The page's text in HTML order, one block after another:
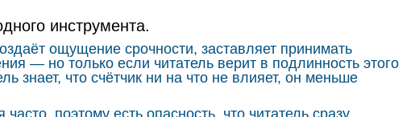
инструмента.
ощущение срочности, заставляет принимать
— но только если читатель верит в подлинность этого
знает, что счётчик ни на что не влияет, он меньше
часто, поэтому есть опасность, что читатель сразу